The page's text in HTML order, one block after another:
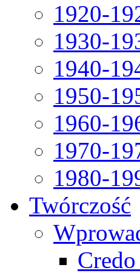
1920-
1930-
1940-
1950-
1960-
1970-
1980-
Twórczość